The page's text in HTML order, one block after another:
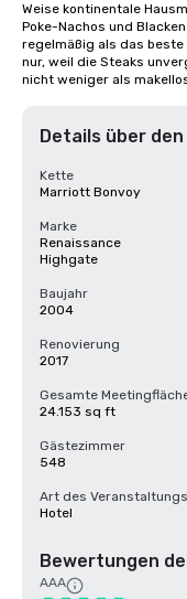
Weise kontinentale
Poke-Nachos und
regelmäßig als das
nur, weil die Steaks
nicht weniger als
Details über
Kette
Marriott Bonvoy
Marke
Renaissance
Highgate
Baujahr
2004
Renovierung
2017
Gesamte
24.153 sq ft
Gästezimmer
548
Art des
Hotel
Bewertungen
AAA